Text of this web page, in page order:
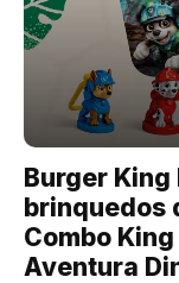
Burger
brinquedos
Combo
Aventura